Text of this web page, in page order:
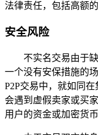
法律责任，包括高额
安全风险
不实名交易由于
一个没有安保措施的
P2P交易中，就如同
会遇到虚假卖家或买
用户的资金或加密货币